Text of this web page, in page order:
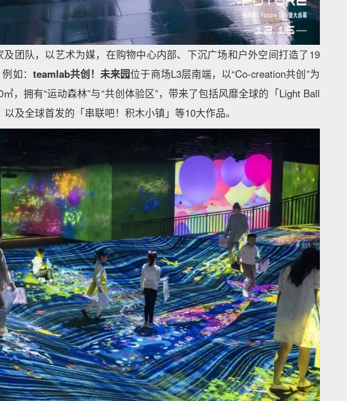
团队，以艺术为媒，在购物中心内部、下沉广场和户外空间打造了19
如： teamlab共创！未来园位于商场L3层南端，以“Co-creation共创”为
，拥有“运动森林”与“共创体验区”，带来了包括风靡全球的「Light Ball
及全球首发的「串联吧！积木小镇」等10大作品。